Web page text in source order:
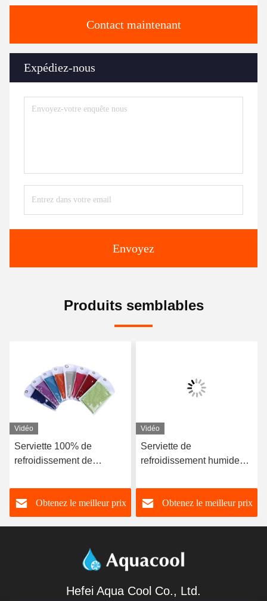
Contact maintenant
Expédiez-nous
Envoyez
Produits semblables
Vidéo
Serviette 100% de
refroidissement de
pour les fournisseurs durs
à séchage rapide
Obtenez le meilleur prix
Vidéo
Serviette de
refroidissement humide
90x180 de grande glace
de microfibre
Obtenez le meilleur prix
Hefei Aqua Cool Co., Ltd.